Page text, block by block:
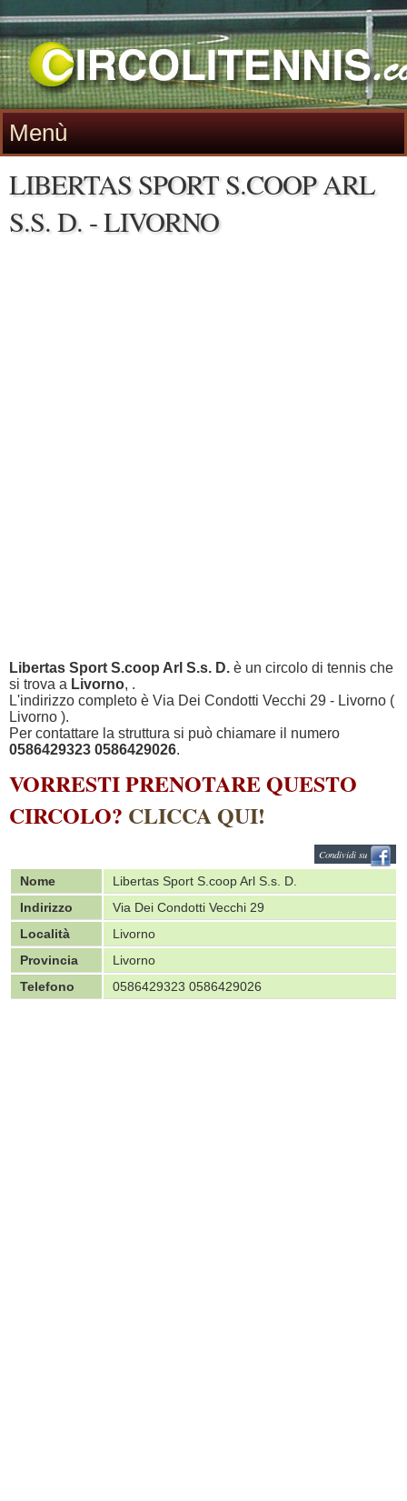
Menù
LIBERTAS SPORT S.COOP ARL
S.S. D. - LIVORNO
Libertas Sport S.coop Arl S.s. D. è un circolo di tennis che
si trova a Livorno, .
L'indirizzo completo è Via Dei Condotti Vecchi 29 - Livorno (
Livorno ).
Per contattare la struttura si può chiamare il numero
0586429323 0586429026.
VORRESTI PRENOTARE QUESTO
CIRCOLO? CLICCA QUI!
Condividi su
Nome
Libertas Sport S.coop Arl S.s. D.
Indirizzo
Via Dei Condotti Vecchi 29
Località
Livorno
Provincia
Livorno
Telefono
0586429323 0586429026